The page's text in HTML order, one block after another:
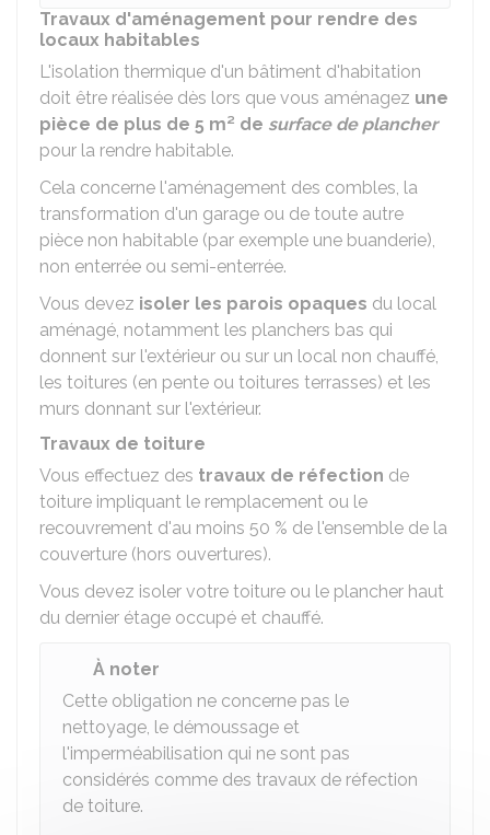
Travaux d'aménagement pour rendre des
locaux habitables
L'isolation thermique d'un bâtiment d'habitation
doit être réalisée dès lors que vous aménagez une
pièce de plus de 5 m² de surface de plancher
pour la rendre habitable.
Cela concerne l'aménagement des combles, la
transformation d'un garage ou de toute autre
pièce non habitable (par exemple une buanderie),
non enterrée ou semi-enterrée.
Vous devez isoler les parois opaques du local
aménagé, notamment les planchers bas qui
donnent sur l'extérieur ou sur un local non chauffé,
les toitures (en pente ou toitures terrasses) et les
murs donnant sur l'extérieur.
Travaux de toiture
Vous effectuez des travaux de réfection de
toiture impliquant le remplacement ou le
recouvrement d'au moins 50 % de l'ensemble de la
couverture (hors ouvertures).
Vous devez isoler votre toiture ou le plancher haut
du dernier étage occupé et chauffé.
À noter
Cette obligation ne concerne pas le
nettoyage, le démoussage et
l'imperméabilisation qui ne sont pas
considérés comme des travaux de réfection
de toiture.